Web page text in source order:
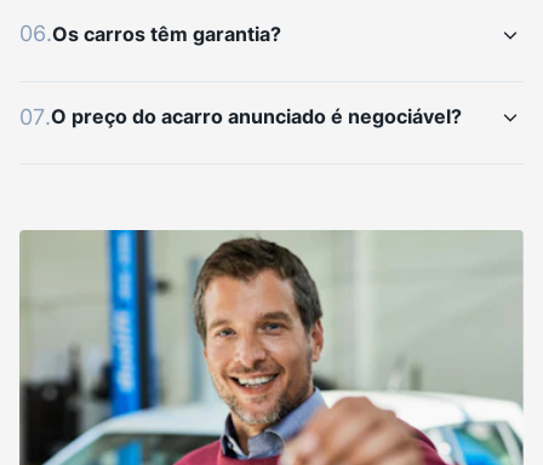
06.Os carros têm garantia?
07.O preço do acarro anunciado é negociável?